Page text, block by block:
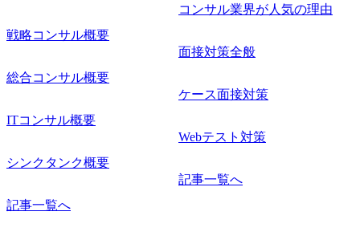
戦略コンサル概要
総合コンサル概要
ITコンサル概要
シンクタンク概要
記事一覧へ
コンサル業界が人気の理由
面接対策全般
ケース面接対策
Webテスト対策
記事一覧へ